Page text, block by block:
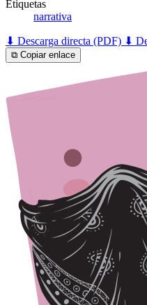
Etiquetas
narrativa
⬇ Descarga directa (PDF) ⬇
⧉ Copiar enlace